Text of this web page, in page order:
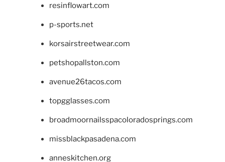
resinflowart.com
p-sports.net
korsairstreetwear.com
petshopallston.com
avenue26tacos.com
topgglasses.com
broadmoornailsspacoloradosprings.com
missblackpasadena.com
anneskitchen.org